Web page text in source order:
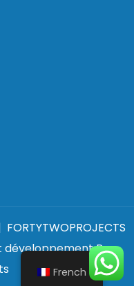
Par
French